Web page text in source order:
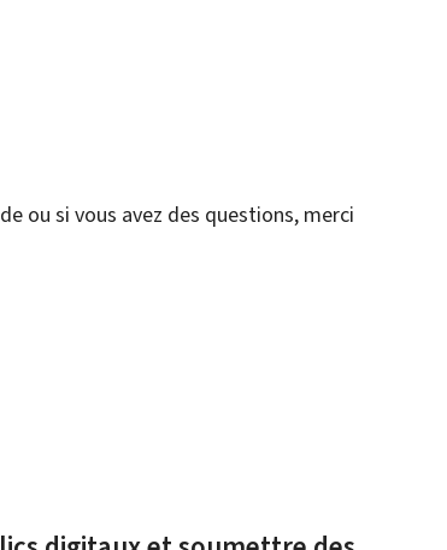
ou si vous avez des questions, merci